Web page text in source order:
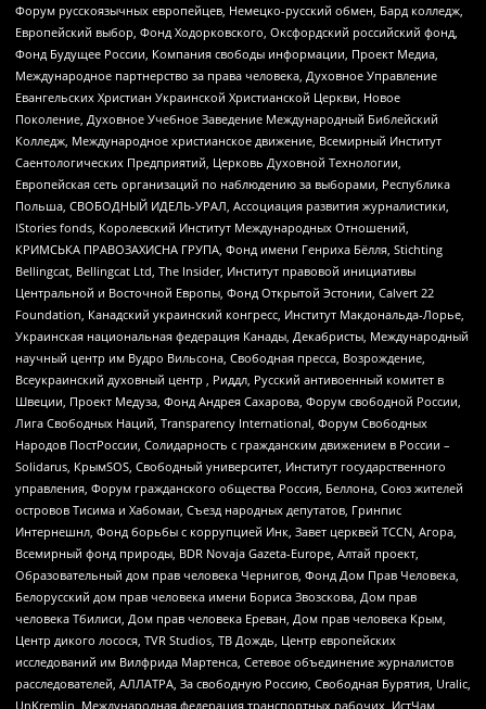
Форум русскоязычных европейцев, Немецко-русский обмен, Бард колледж,
Европейский выбор, Фонд Ходорковского, Оксфордский российский фонд,
Фонд Будущее России, Компания свободы информации, Проект Медиа,
Международное партнерство за права человека, Духовное Управление
Евангельских Христиан Украинской Христианской Церкви, Новое
Поколение, Духовное Учебное Заведение Международный Библейский
Колледж, Международное христианское движение, Всемирный Институт
Саентологических Предприятий, Церковь Духовной Технологии,
Европейская сеть организаций по наблюдению за выборами, Республика
Польша, СВОБОДНЫЙ ИДЕЛЬ-УРАЛ, Ассоциация развития журналистики,
IStories fonds, Королевский Институт Международных Отношений,
КРИМСЬКА ПРАВОЗАХИСНА ГРУПА, Фонд имени Генриха Бёлля, Stichting
Bellingcat, Bellingcat Ltd, The Insider, Институт правовой инициативы
Центральной и Восточной Европы, Фонд Открытой Эстонии, Calvert 22
Foundation, Канадский украинский конгресс, Институт Макдональда-Лорье,
Украинская национальная федерация Канады, Декабристы, Международный
научный центр им Вудро Вильсона, Свободная пресса, Возрождение,
Всеукраинский духовный центр , Риддл, Русский антивоенный комитет в
Швеции, Проект Медуза, Фонд Андрея Сахарова, Форум свободной России,
Лига Свободных Наций, Transparеncy International, Форум Свободных
Народов ПостРоссии, Солидарность с гражданским движением в России –
Solidarus, КрымSOS, Свободный университет, Институт государственного
управления, Форум гражданского общества Россия, Беллона, Союз жителей
островов Тисима и Хабомаи, Съезд народных депутатов, Гринпис
Интернешнл, Фонд борьбы с коррупцией Инк, Завет церквей TCCN, Агора,
Всемирный фонд природы, BDR Novaja Gazeta-Europe, Алтай проект,
Образовательный дом прав человека Чернигов, Фонд Дом Прав Человека,
Белорусский дом прав человека имени Бориса Звозскова, Дом прав
человека Тбилиси, Дом прав человека Ереван, Дом прав человека Крым,
Центр дикого лосося, TVR Studios, ТВ Дождь, Центр европейских
исследований им Вилфрида Мартенса, Сетевое объединение журналистов
расследователей, АЛЛАТРА, За свободную Россию, Свободная Бурятия, Uralic,
UnKremlin, Международная федерация транспортных рабочих, ИстЧам